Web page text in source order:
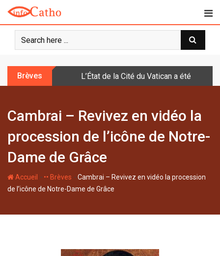
o
Brèves L’État de la Cité du Vatican a été doté
Cambrai – Revivez en vidéo la
procession de l’icône de Notre-
Dame de Grâce
Accueil - •• Brèves -Cambrai – Revivez en vidéo la procession
de l’icône de Notre-Dame de Grâce